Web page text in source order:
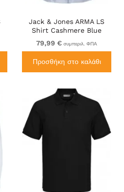
Jack & Jones ARMA LS
Shirt Cashmere Blue
79,99 € συμπεριλ. ΦΠΑ
Προσθήκη στο καλάθι